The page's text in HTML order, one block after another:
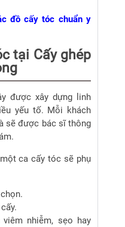
đồ cấy tóc chuẩn y
tại Cấy ghép
được xây dựng linh
yếu tố. Mỗi khách
sẽ được bác sĩ thông
ca cấy tóc sẽ phụ
nhiễm, sẹo hay